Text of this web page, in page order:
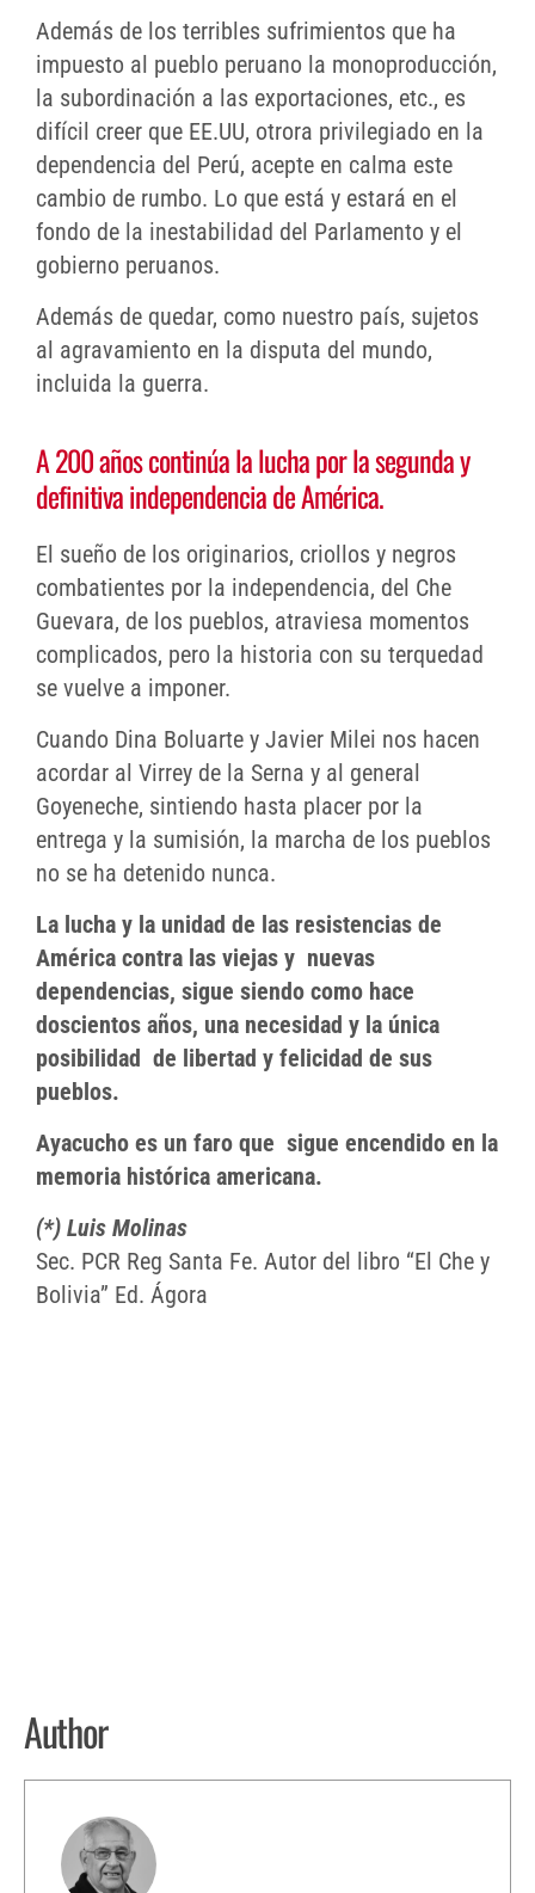
Además de los terribles sufrimientos que ha
impuesto al pueblo peruano la monoproducción,
la subordinación a las exportaciones, etc., es
difícil creer que EE.UU, otrora privilegiado en la
dependencia del Perú, acepte en calma este
cambio de rumbo. Lo que está y estará en el
fondo de la inestabilidad del Parlamento y el
gobierno peruanos.
Además de quedar, como nuestro país, sujetos
al agravamiento en la disputa del mundo,
incluida la guerra.
A 200 años continúa la lucha por la segunda y
definitiva independencia de América.
El sueño de los originarios, criollos y negros
combatientes por la independencia, del Che
Guevara, de los pueblos, atraviesa momentos
complicados, pero la historia con su terquedad
se vuelve a imponer.
Cuando Dina Boluarte y Javier Milei nos hacen
acordar al Virrey de la Serna y al general
Goyeneche, sintiendo hasta placer por la
entrega y la sumisión, la marcha de los pueblos
no se ha detenido nunca.
La lucha y la unidad de las resistencias de
América contra las viejas y nuevas
dependencias, sigue siendo como hace
doscientos años, una necesidad y la única
posibilidad de libertad y felicidad de sus
pueblos.
Ayacucho es un faro que sigue encendido en la
memoria histórica americana.
(*) Luis Molinas
Sec. PCR Reg Santa Fe. Autor del libro “El Che y
Bolivia” Ed. Ágora
Author